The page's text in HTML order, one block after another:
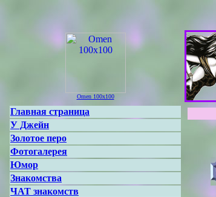
Omen 100x100
Главная страница
У Джейн
Золотое перо
Фотогалерея
Юмор
Знакомства
ЧАТ знакомств